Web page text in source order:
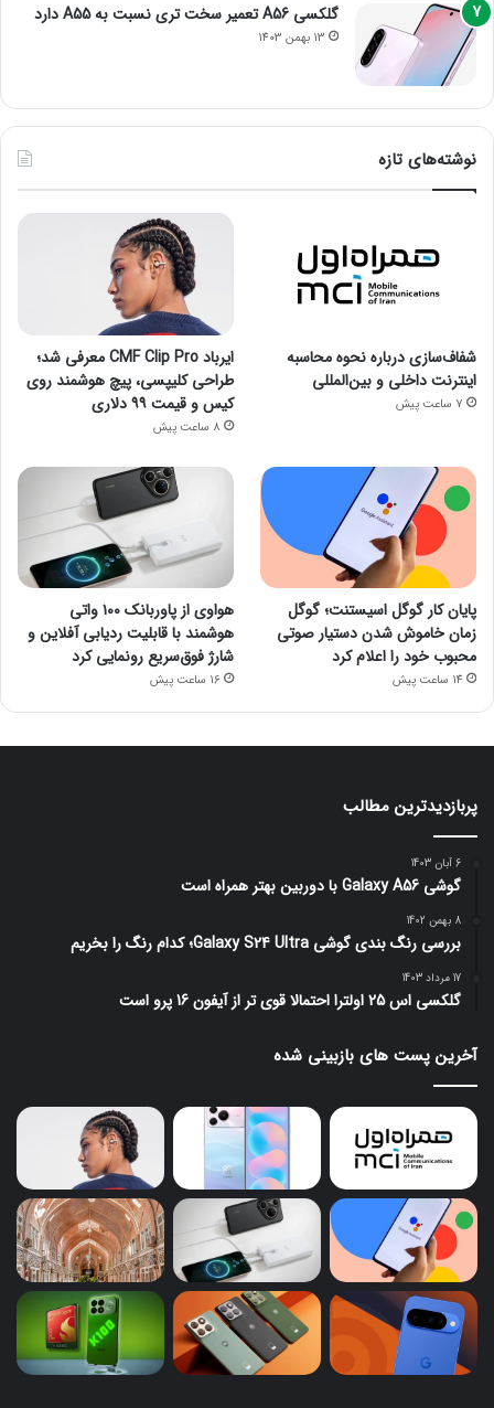
گلکسی A56 تعمیر سخت تری نسبت به A55 دارد
13 بهمن 1403
نوشته‌های تازه
شفاف‌سازی درباره نحوه محاسبه
اینترنت داخلی و بین‌المللی
7 ساعت پیش
ایرباد CMF Clip Pro معرفی شد؛
طراحی کلیپسی، پیچ هوشمند روی
کیس و قیمت ۹۹ دلاری
8 ساعت پیش
پایان کار گوگل اسیستنت؛ گوگل
زمان خاموش شدن دستیار صوتی
محبوب خود را اعلام کرد
14 ساعت پیش
هواوی از پاوربانک ۱۰۰ واتی
هوشمند با قابلیت ردیابی آفلاین و
شارژ فوق‌سریع رونمایی کرد
16 ساعت پیش
پربازدیدترین مطالب
6 آبان 1403
گوشی Galaxy A56 با دوربین بهتر همراه است
8 بهمن 1402
بررسی رنگ بندی گوشی Galaxy S24 Ultra؛ کدام رنگ را بخریم
17 مرداد 1403
گلکسی اس 25 اولترا احتمالا قوی تر از آیفون 16 پرو است
آخرین پست های بازبینی شده